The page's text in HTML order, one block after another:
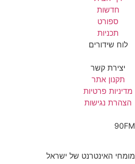
חדשות
ספורט
תכניות
לוח שידורים
יצירת קשר
תקנון אתר
מדיניות פרטיות
הצהרת נגישות
מומחי האינטרנט של ישראל